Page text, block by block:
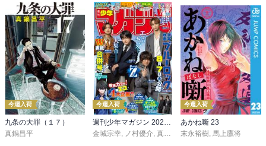
今週入荷
九条の大罪（１７）
真鍋昌平
今週入荷
週刊少年マガジン 2026年36・37号[2026年8月5日発売]
金城宗幸, ノ村優介, 真島ヒロ ,宮島礼吏,新川直司
今週入荷
あかね噺 23
末永裕樹, 馬上鷹将